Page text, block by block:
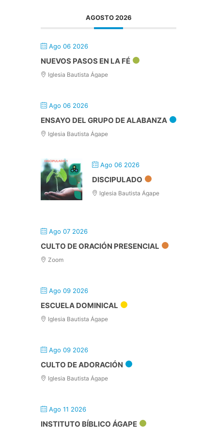
AGOSTO 2026
Ago 06 2026
NUEVOS PASOS EN LA FÉ
Iglesia Bautista Ágape
Ago 06 2026
ENSAYO DEL GRUPO DE ALABANZA
Iglesia Bautista Ágape
Ago 06 2026
DISCIPULADO
Iglesia Bautista Ágape
Ago 07 2026
CULTO DE ORACIÓN PRESENCIAL
Zoom
Ago 09 2026
ESCUELA DOMINICAL
Iglesia Bautista Ágape
Ago 09 2026
CULTO DE ADORACIÓN
Iglesia Bautista Ágape
Ago 11 2026
INSTITUTO BÍBLICO ÁGAPE